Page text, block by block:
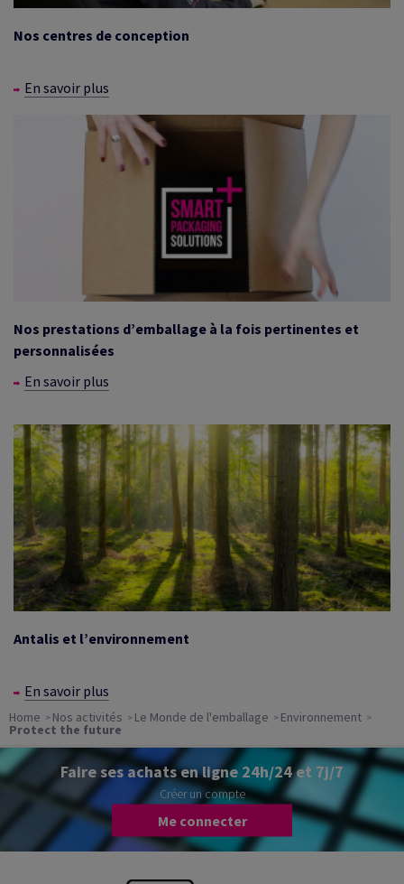
Nos centres de conception
En savoir plus
Nos prestations d’emballage à la fois pertinentes et
personnalisées
En savoir plus
Antalis et l’environnement
En savoir plus
Home Nos activités Le Monde de l'emballage Environnement
Protect the future
Faire ses achats en ligne 24h/24 et 7j/7
Créer un compte
Me connecter